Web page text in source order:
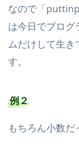
なので「
は今日でプログ
ムだけして生き
す。
例２
もちろん小数だ